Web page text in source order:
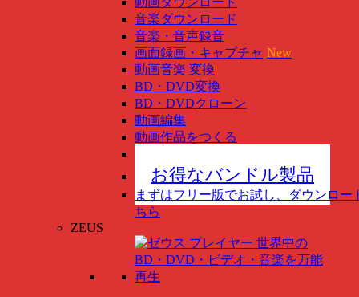
音楽ダウンロード
音楽・音声録音
画面録画・キャプチャ New
動画音楽 変換
BD・DVD変換
BD・DVDクローン
動画編集
動画作品をつくる
お得なバンドル製品
まずはフリー版でお試し、ダウンロー
ちら
ZEUS